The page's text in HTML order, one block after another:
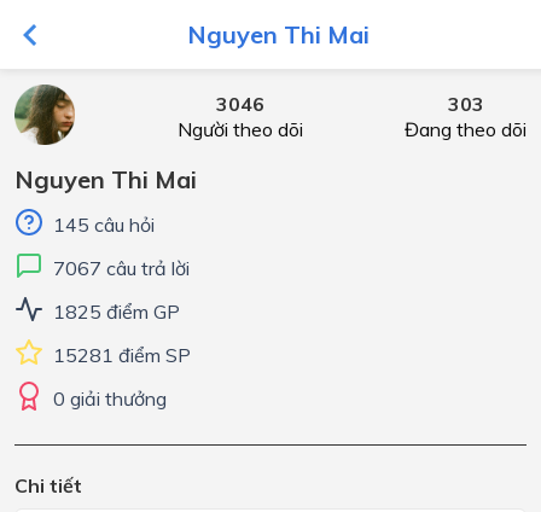
Nguyen Thi Mai
3046
Người theo dõi
303
Đang theo dõi
Nguyen Thi Mai
145 câu hỏi
7067 câu trả lời
1825 điểm GP
15281 điểm SP
0 giải thưởng
Chi tiết